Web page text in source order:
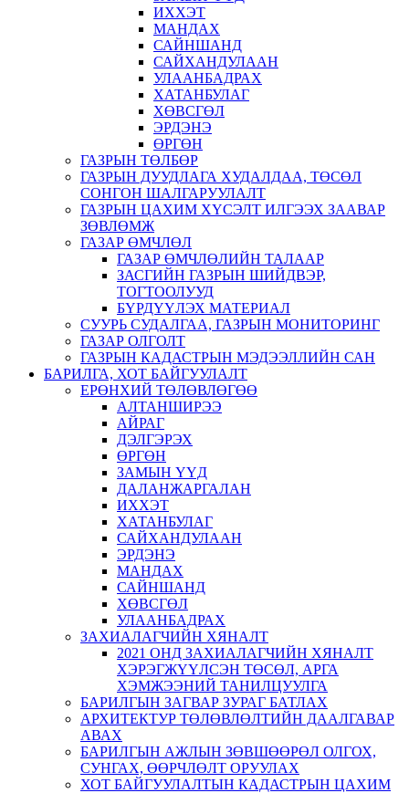
ИХХЭТ
МАНДАХ
САЙНШАНД
САЙХАНДУЛААН
УЛААНБАДРАХ
ХАТАНБУЛАГ
ХӨВСГӨЛ
ЭРДЭНЭ
ӨРГӨН
ГАЗРЫН ТӨЛБӨР
ГАЗРЫН ДУУДЛАГА ХУДАЛДАА, ТӨСӨЛ
СОНГОН ШАЛГАРУУЛАЛТ
ГАЗРЫН ЦАХИМ ХҮСЭЛТ ИЛГЭЭХ ЗААВАР
ЗӨВЛӨМЖ
ГАЗАР ӨМЧЛӨЛ
ГАЗАР ӨМЧЛӨЛИЙН ТАЛААР
ЗАСГИЙН ГАЗРЫН ШИЙДВЭР,
ТОГТООЛУУД
БҮРДҮҮЛЭХ МАТЕРИАЛ
СУУРЬ СУДАЛГАА, ГАЗРЫН МОНИТОРИНГ
ГАЗАР ОЛГОЛТ
ГАЗРЫН КАДАСТРЫН МЭДЭЭЛЛИЙН САН
БАРИЛГА, ХОТ БАЙГУУЛАЛТ
ЕРӨНХИЙ ТӨЛӨВЛӨГӨӨ
АЛТАНШИРЭЭ
АЙРАГ
ДЭЛГЭРЭХ
ӨРГӨН
ЗАМЫН ҮҮД
ДАЛАНЖАРГАЛАН
ИХХЭТ
ХАТАНБУЛАГ
САЙХАНДУЛААН
ЭРДЭНЭ
МАНДАХ
САЙНШАНД
ХӨВСГӨЛ
УЛААНБАДРАХ
ЗАХИАЛАГЧИЙН ХЯНАЛТ
2021 ОНД ЗАХИАЛАГЧИЙН ХЯНАЛТ
ХЭРЭГЖҮҮЛСЭН ТӨСӨЛ, АРГА
ХЭМЖЭЭНИЙ ТАНИЛЦУУЛГА
БАРИЛГЫН ЗАГВАР ЗУРАГ БАТЛАХ
АРХИТЕКТУР ТӨЛӨВЛӨЛТИЙН ДААЛГАВАР
АВАХ
БАРИЛГЫН АЖЛЫН ЗӨВШӨӨРӨЛ ОЛГОХ,
СУНГАХ, ӨӨРЧЛӨЛТ ОРУУЛАХ
ХОТ БАЙГУУЛАЛТЫН КАДАСТРЫН ЦАХИМ